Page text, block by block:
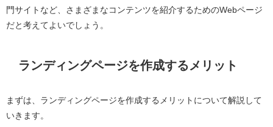
門サイトなど、さまざまなコンテンツを紹介するためのWebページ
だと考えてよいでしょう。
ランディングページを作成するメリット
まずは、ランディングページを作成するメリットについて解説して
いきます。